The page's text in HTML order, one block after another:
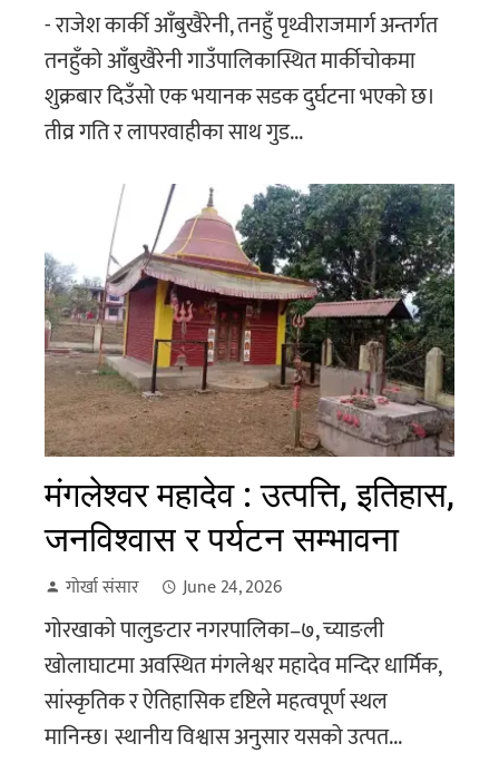
- राजेश कार्की आँबुखैरेनी, तनहुँ पृथ्वीराजमार्ग अन्तर्गत
तनहुँको आँबुखैरेनी गाउँपालिकास्थित मार्कीचोकमा
शुक्रबार दिउँसो एक भयानक सडक दुर्घटना भएको छ।
तीव्र गति र लापरवाहीका साथ गुड...
मंगलेश्वर महादेव : उत्पत्ति, इतिहास,
जनविश्वास र पर्यटन सम्भावना
गोर्खा संसार June 24, 2026
गोरखाकाे पालुङटार नगरपालिका–७, च्याङली
खाेलाघाटमा अवस्थित मंगलेश्वर महादेव मन्दिर धार्मिक,
सांस्कृतिक र ऐतिहासिक दृष्टिले महत्वपूर्ण स्थल
मानिन्छ। स्थानीय विश्वास अनुसार यसको उत्पत...